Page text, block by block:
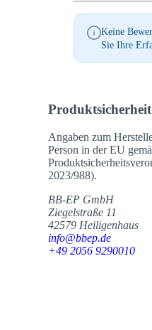
Keine
Sie Ihre
Angaben zum
Person in der EU
2023/988).
BB-EP GmbH
Ziegelstraße 11
42579 Heiligenhaus
info@bbep.de
+49 2056 9290010